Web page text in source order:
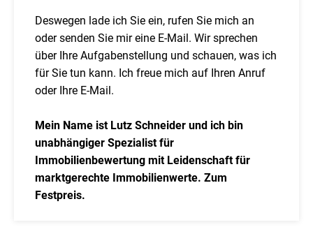
Deswegen lade ich Sie ein, rufen Sie mich an
oder senden Sie mir eine E-Mail. Wir sprechen
über Ihre Aufgabenstellung und schauen, was ich
für Sie tun kann. Ich freue mich auf Ihren Anruf
oder Ihre E-Mail.
Mein Name ist Lutz Schneider und ich bin
unabhängiger Spezialist für
Immobilienbewertung mit Leidenschaft für
marktgerechte Immobilienwerte. Zum
Festpreis.